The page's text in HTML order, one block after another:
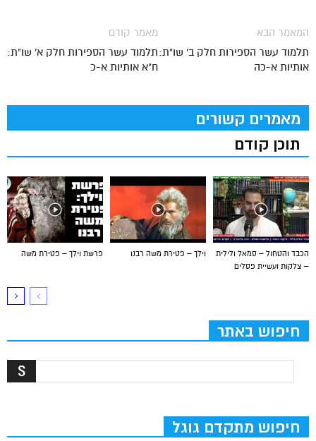
מאמר קודם
תלמוד עשר הספירות חלק א' שו"ת:
ח"א אותיות א-כ
המאמר הבא
תלמוד עשר הספירות חלק ב' שו"ת:
אותיות א-כה
מאמרים קשורים
תוכן קודם
פרשת וילך – פטירת משה וילך – פטירת משה רבנו
הכבד והטחול – סמאל ולילית
– צלקות ועשיית פסלים
חיפוש באתר
חיפוש מתקדם גוגל